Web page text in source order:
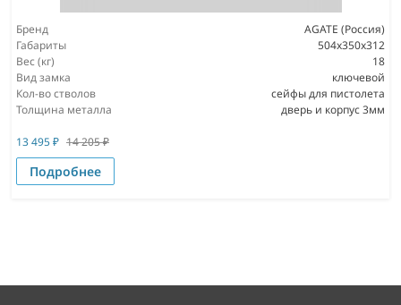
Бренд
AGATE (Россия)
Габариты
504х350х312
Вес (кг)
18
Вид замка
ключевой
Кол-во стволов
сейфы для пистолета
Толщина металла
дверь и корпус 3мм
13 495₽ 14 205₽
Подробнее